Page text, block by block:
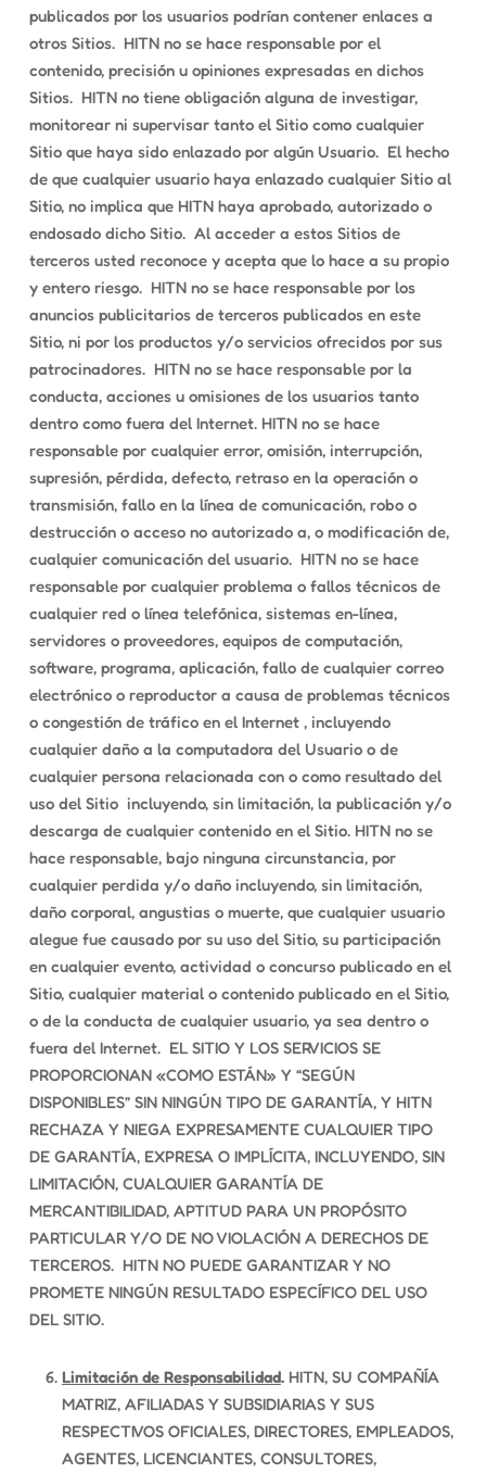
publicados por los usuarios podrían contener enlaces a
otros Sitios. HITN no se hace responsable por el
contenido, precisión u opiniones expresadas en dichos
Sitios. HITN no tiene obligación alguna de investigar,
monitorear ni supervisar tanto el Sitio como cualquier
Sitio que haya sido enlazado por algún Usuario. El hecho
de que cualquier usuario haya enlazado cualquier Sitio al
Sitio, no implica que HITN haya aprobado, autorizado o
endosado dicho Sitio. Al acceder a estos Sitios de
terceros usted reconoce y acepta que lo hace a su propio
y entero riesgo. HITN no se hace responsable por los
anuncios publicitarios de terceros publicados en este
Sitio, ni por los productos y/o servicios ofrecidos por sus
patrocinadores. HITN no se hace responsable por la
conducta, acciones u omisiones de los usuarios tanto
dentro como fuera del Internet. HITN no se hace
responsable por cualquier error, omisión, interrupción,
supresión, pérdida, defecto, retraso en la operación o
transmisión, fallo en la línea de comunicación, robo o
destrucción o acceso no autorizado a, o modificación de,
cualquier comunicación del usuario. HITN no se hace
responsable por cualquier problema o fallos técnicos de
cualquier red o línea telefónica, sistemas en-línea,
servidores o proveedores, equipos de computación,
software, programa, aplicación, fallo de cualquier correo
electrónico o reproductor a causa de problemas técnicos
o congestión de tráfico en el Internet , incluyendo
cualquier daño a la computadora del Usuario o de
cualquier persona relacionada con o como resultado del
uso del Sitio incluyendo, sin limitación, la publicación y/o
descarga de cualquier contenido en el Sitio. HITN no se
hace responsable, bajo ninguna circunstancia, por
cualquier perdida y/o daño incluyendo, sin limitación,
daño corporal, angustias o muerte, que cualquier usuario
alegue fue causado por su uso del Sitio, su participación
en cualquier evento, actividad o concurso publicado en el
Sitio, cualquier material o contenido publicado en el Sitio,
o de la conducta de cualquier usuario, ya sea dentro o
fuera del Internet. EL SITIO Y LOS SERVICIOS SE
PROPORCIONAN «COMO ESTÁN» Y “SEGÚN
DISPONIBLES” SIN NINGÚN TIPO DE GARANTÍA, Y HITN
RECHAZA Y NIEGA EXPRESAMENTE CUALQUIER TIPO
DE GARANTÍA, EXPRESA O IMPLÍCITA, INCLUYENDO, SIN
LIMITACIÓN, CUALQUIER GARANTÍA DE
MERCANTIBILIDAD, APTITUD PARA UN PROPÓSITO
PARTICULAR Y/O DE NO VIOLACIÓN A DERECHOS DE
TERCEROS. HITN NO PUEDE GARANTIZAR Y NO
PROMETE NINGÚN RESULTADO ESPECÍFICO DEL USO
DEL SITIO.
Limitación de Responsabilidad.HITN, SU COMPAÑÍA
MATRIZ, AFILIADAS Y SUBSIDIARIAS Y SUS
RESPECTIVOS OFICIALES, DIRECTORES, EMPLEADOS,
AGENTES, LICENCIANTES, CONSULTORES,